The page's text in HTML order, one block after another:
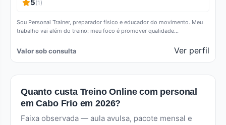
5(1)
Sou Personal Trainer, preparador físico e educador do movimento. Meu
trabalho vai além do treino: meu foco é promover qualidade…
Valor sob consulta Ver perfil
Quanto custa Treino Online com personal
em Cabo Frio em 2026?
Faixa observada — aula avulsa, pacote mensal e